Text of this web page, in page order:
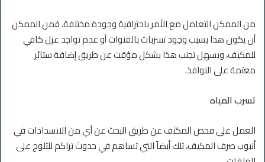
من الممكن التعامل مع الأمر باحترافية وجودة مختلفة، فمن الممكن
أن يكون هذا بسبب وجود تسربات بالقنوات أو عدم تواجد عزل كافي
للمكيف، ويسهل تجنب هذا بشكل مؤقت عن طريق إضافة ستائر
معتمة على النوافذ.
تسرب المياه
العمل على فحص المكثف عن طريق البحث عن أي من الانسدادات في
أنبوب صرف المكيف، تلك أيضاً التي تساهم في حدوث تراكم للثلوج على